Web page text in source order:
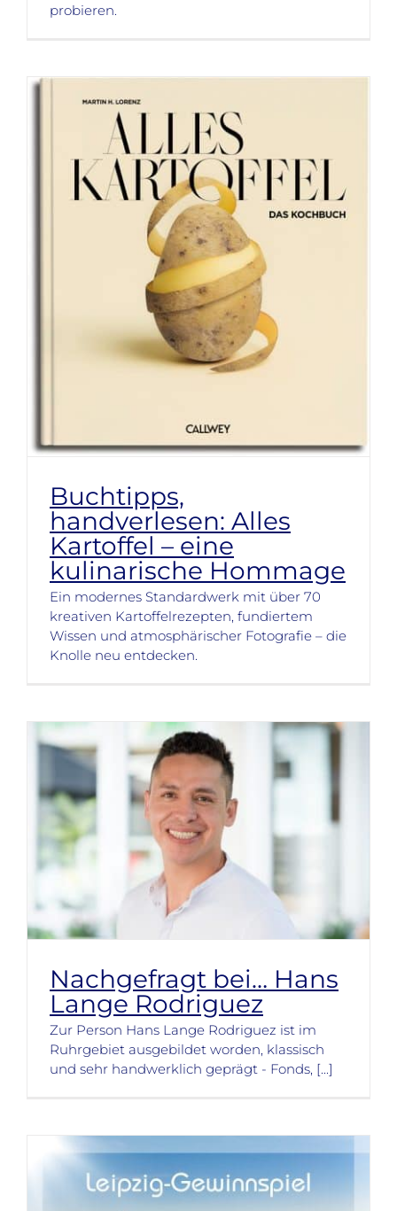
probieren.
Buchtipps,
handverlesen: Alles
Kartoffel – eine
kulinarische Hommage
Ein modernes Standardwerk mit über 70
kreativen Kartoffelrezepten, fundiertem
Wissen und atmosphärischer Fotografie – die
Knolle neu entdecken.
Nachgefragt bei… Hans
Lange Rodriguez
Zur Person Hans Lange Rodriguez ist im
Ruhrgebiet ausgebildet worden, klassisch
und sehr handwerklich geprägt - Fonds, [...]